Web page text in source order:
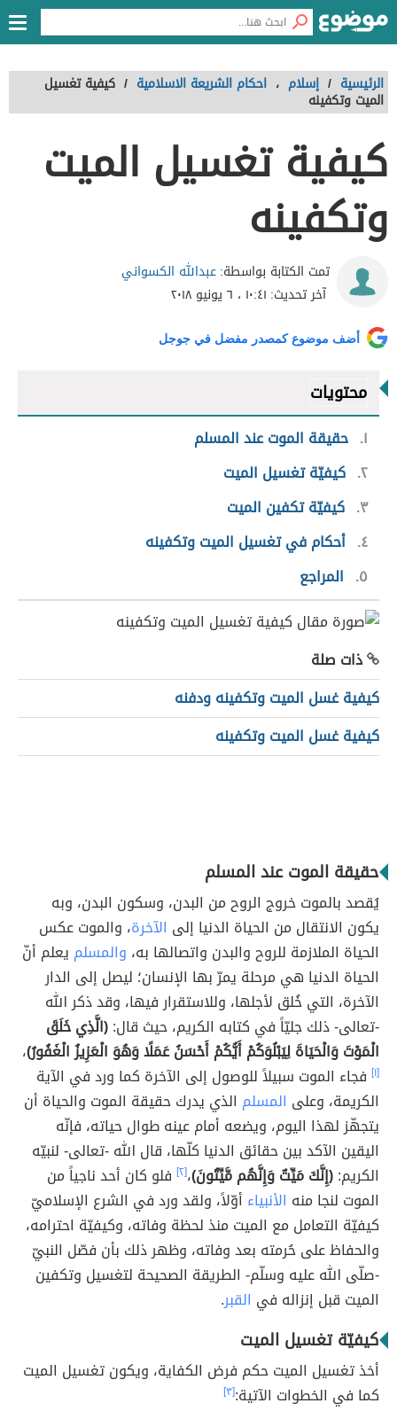
الرئيسية / إسلام ، احكام الشريعة الاسلامية / كيفية تغسيل
الميت وتكفينه
كيفية تغسيل الميت
وتكفينه
تمت الكتابة بواسطة:عبدالله الكسواني
آخر تحديث: ١٠:٤١ ، ٦ يونيو ٢٠١٨
أضف موضوع كمصدر مفضل في جوجل
محتويات
١ حقيقة الموت عند المسلم
٢ كيفيّة تغسيل الميت
٣ كيفيّة تكفين الميت
٤ أحكام في تغسيل الميت وتكفينه
٥
المراجع
ذات صلة
كيفية غسل الميت وتكفينه ودفنه
كيفية غسل الميت وتكفينه
حقيقة الموت عند المسلم
يُقصد بالموت خروج الروح من البدن، وسكون البدن، وبه
يكون الانتقال من الحياة الدنيا إلى الآخرة، والموت عكس
الحياة الملازمة للروح والبدن واتصالها به، والمسلم يعلم أنّ
الحياة الدنيا هي مرحلة يمرّ بها الإنسان؛ ليصل إلى الدار
الآخرة، التي خُلق لأجلها، وللاستقرار فيها، وقد ذكر الله
-تعالى- ذلك جليّاً في كتابه الكريم، حيث قال:(الَّذِي خَلَقَ
الْمَوْتَ وَالْحَيَاةَ لِيَبْلُوَكُمْ أَيُّكُمْ أَحْسَنُ عَمَلًا وَهُوَ الْعَزِيزُ الْغَفُورُ)،
[١] فجاء الموت سبيلاً للوصول إلى الآخرة كما ورد في الآية
الكريمة، وعلى المسلم الذي يدرك حقيقة الموت والحياة أن
يتجهّز لهذا اليوم، ويضعه أمام عينه طوال حياته، فإنّه
اليقين الآكد بين حقائق الدنيا كلّها، قال الله -تعالى- لنبيّه
الكريم:(إِنَّكَ مَيِّتٌ وَإِنَّهُم مَّيِّتُونَ)،[٢]
فلو كان أحد ناجياً من
الموت لنجا منه الأنبياء أوّلاً، ولقد ورد في الشرع الإسلاميّ
كيفيّة التعامل مع الميت منذ لحظة وفاته، وكيفيّة احترامه،
والحفاظ على حُرمته بعد وفاته، وظهر ذلك بأن فصّل النبيّ
-صلّى الله عليه وسلّم- الطريقة الصحيحة لتغسيل وتكفين
الميت قبل إنزاله في القبر.
كيفيّة تغسيل الميت
أخذ تغسيل الميت حكم فرض الكفاية، ويكون تغسيل الميت
كما في الخطوات الآتية:[٣]